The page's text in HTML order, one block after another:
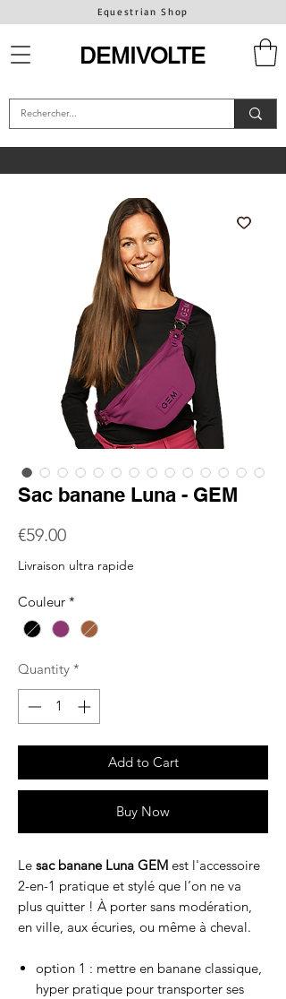
Equestrian Shop
DEMIVOLTE
Sac banane Luna - GEM
€59.00Price
Livraison ultra rapide
Couleur *
Quantity *
Add to Cart
Buy Now
Le sac banane Luna GEM est l'accessoire
2-en-1 pratique et stylé que l’on ne va
plus quitter ! À porter sans modération,
en ville, aux écuries, ou même à cheval.
option 1 : mettre en banane classique,
hyper pratique pour transporter ses